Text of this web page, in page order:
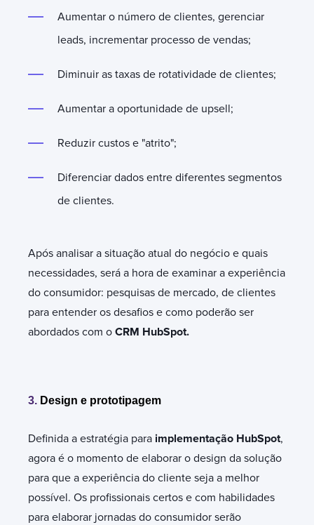
Aumentar o número de clientes, gerenciar
leads, incrementar processo de vendas;
Diminuir as taxas de rotatividade de clientes;
Aumentar a oportunidade de upsell;
Reduzir custos e "atrito";
Diferenciar dados entre diferentes segmentos
de clientes.
Após analisar a situação atual do negócio e quais
necessidades, será a hora de examinar a experiência
do consumidor: pesquisas de mercado, de clientes
para entender os desafios e como poderão ser
abordados com o CRM HubSpot.
3. Design e prototipagem
Definida a estratégia para implementação HubSpot,
agora é o momento de elaborar o design da solução
para que a experiência do cliente seja a melhor
possível. Os profissionais certos e com habilidades
para elaborar jornadas do consumidor serão